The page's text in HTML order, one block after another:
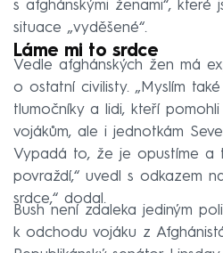
s afghánskými ženami“,
situace „vyděšené“.
Láme mi to srdce
Vedle afghánských žen má
o ostatní civilisty. „Myslím
tlumočníky a lidi, kteří
vojákům, ale i jednotkám
Vypadá to, že je opustíme a
povraždí,“ uvedl s odkazem
srdce,“ dodal.
Bush není zdaleka jediným
k odchodu vojáku z